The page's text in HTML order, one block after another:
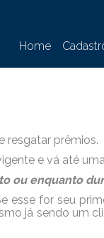
Home
resgatar prêmios.
e vá até
ou enquanto
esse for seu
já sendo um